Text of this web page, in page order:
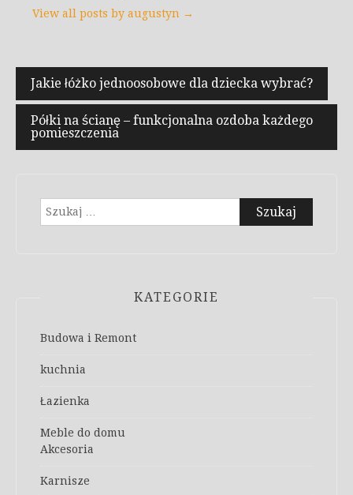
View all posts by augustyn →
Nawigacja
wpisu
Jakie łóżko jednoosobowe dla dziecka wybrać?
Półki na ścianę – funkcjonalna ozdoba każdego
pomieszczenia
Szukaj:
KATEGORIE
Budowa i Remont
kuchnia
Łazienka
Meble do domu
Akcesoria
Karnisze